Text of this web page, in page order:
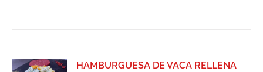
HAMBURGUESA DE VACA RELLENA